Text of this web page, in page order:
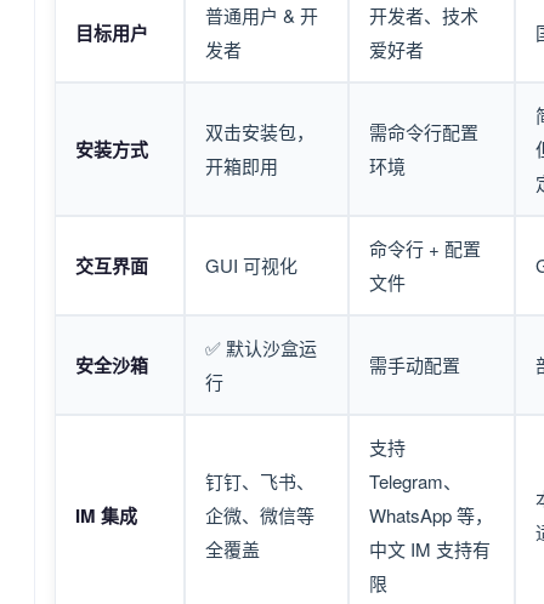
目标用户
普通用户 & 开
发者
开发者、技术
爱好者
安装方式
双击安装包，
开箱即用
需命令行配置
环境
交互界面 GUI 可视化
命令行 + 配置
文件
安全沙箱
✅ 默认沙盒运
行
需手动配置
IM 集成
钉钉、飞书、
企微、微信等
全覆盖
支持
Telegram、
WhatsApp 等，
中文 IM 支持有
限